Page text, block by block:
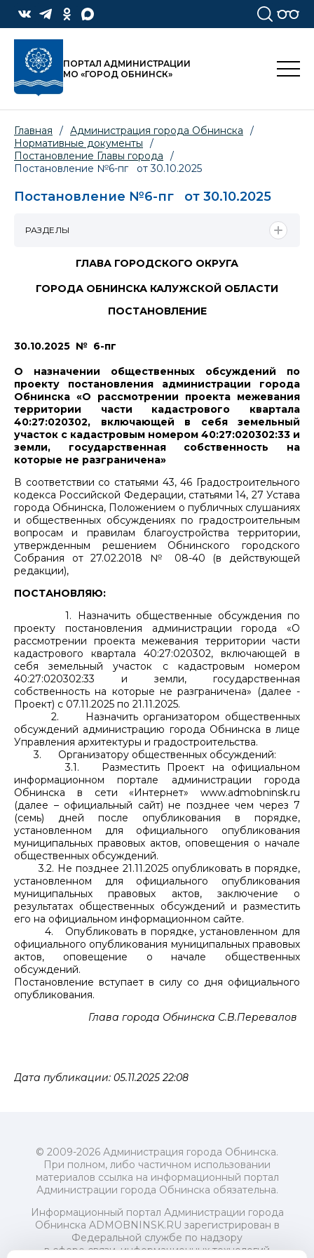
ПОРТАЛ АДМИНИСТРАЦИИ
МО «ГОРОД ОБНИНСК»
Главная / Администрация города Обнинска
/
Нормативные документы
/
Постановление Главы города
/
Постановление №6-пг от 30.10.2025
Постановление №6-пг от 30.10.2025
ГЛАВА ГОРОДСКОГО ОКРУГА
ГОРОДА ОБНИНСКА КАЛУЖСКОЙ ОБЛАСТИ
ПОСТАНОВЛЕНИЕ
30.10.2025 № 6-пг
О назначении общественных обсуждений по
проекту постановления администрации города
Обнинска «О рассмотрении проекта межевания
территории части кадастрового квартала
40:27:020302, включающей в себя земельный
участок с кадастровым номером 40:27:020302:33 и
земли, государственная собственность на
которые не разграничена»
В соответствии со статьями 43, 46 Градостроительного
кодекса Российской Федерации, статьями 14, 27 Устава
города Обнинска, Положением о публичных слушаниях
и общественных обсуждениях по градостроительным
вопросам и правилам благоустройства территории,
утвержденным решением Обнинского городского
Собрания от 27.02.2018 № 08-40 (в действующей
редакции),
ПОСТАНОВЛЯЮ:
1. Назначить общественные обсуждения по
проекту постановления администрации города «О
рассмотрении проекта межевания территории части
кадастрового квартала 40:27:020302, включающей в
себя земельный участок с кадастровым номером
40:27:020302:33 и земли, государственная
собственность на которые не разграничена» (далее -
Проект) с 07.11.2025 по 21.11.2025.
2. Назначить организатором общественных
обсуждений администрацию города Обнинска в лице
Управления архитектуры и градостроительства.
3. Организатору общественных обсуждений:
3.1. Разместить Проект на официальном
информационном портале администрации города
Обнинска в сети «Интернет» www.admobninsk.ru
(далее – официальный сайт) не позднее чем через 7
(семь) дней после опубликования в порядке,
установленном для официального опубликования
муниципальных правовых актов, оповещения о начале
общественных обсуждений.
3.2. Не позднее 21.11.2025 опубликовать в порядке,
установленном для официального опубликования
муниципальных правовых актов, заключение о
результатах общественных обсуждений и разместить
его на официальном информационном сайте.
4. Опубликовать в порядке, установленном для
официального опубликования муниципальных правовых
актов, оповещение о начале общественных
обсуждений.
Постановление вступает в силу со дня официального
опубликования.
Глава города Обнинска С.В.Перевалов
Дата публикации: 05.11.2025 22:08
РАЗДЕЛЫ
© 2009-2026 Администрация города Обнинска.
При полном, либо частичном использовании
материалов ссылка на информационный портал
Администрации города Обнинска обязательна.
Информационный портал Администрации города
Обнинска ADMOBNINSK.RU зарегистрирован в
Федеральной службе по надзору
в сфере связи, информационных технологий